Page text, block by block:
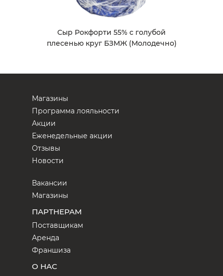
Сыр Рокфорти 55% с голубой
плесенью круг БЗМЖ (Молодечно)
Магазины
Программа лояльности
Акции
Еженедельные акции
Отзывы
Новости
Вакансии
Магазины
ПАРТНЕРАМ
Поставщикам
Аренда
Франшиза
О НАС